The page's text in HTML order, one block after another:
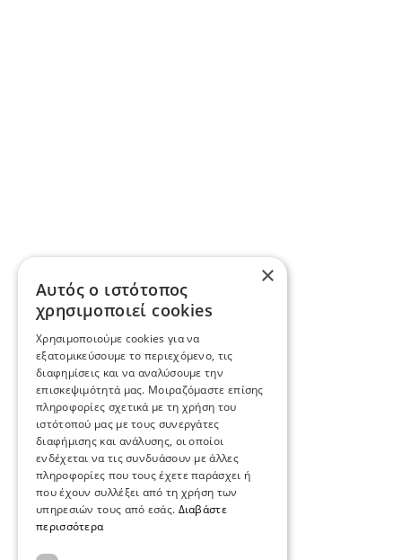
×
Αυτός ο ιστότοπος
χρησιμοποιεί cookies
Χρησιμοποιούμε cookies για να
εξατομικεύσουμε το περιεχόμενο, τις
διαφημίσεις και να αναλύσουμε την
επισκεψιμότητά μας. Μοιραζόμαστε επίσης
πληροφορίες σχετικά με τη χρήση του
ιστότοπού μας με τους συνεργάτες
διαφήμισης και ανάλυσης, οι οποίοι
ενδέχεται να τις συνδυάσουν με άλλες
πληροφορίες που τους έχετε παράσχει ή
που έχουν συλλέξει από τη χρήση των
υπηρεσιών τους από εσάς. Διαβάστε
περισσότερα